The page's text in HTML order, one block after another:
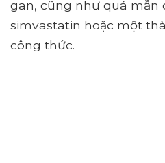
gan, cũng như quá mẫn
simvastatin hoặc một
công thức.